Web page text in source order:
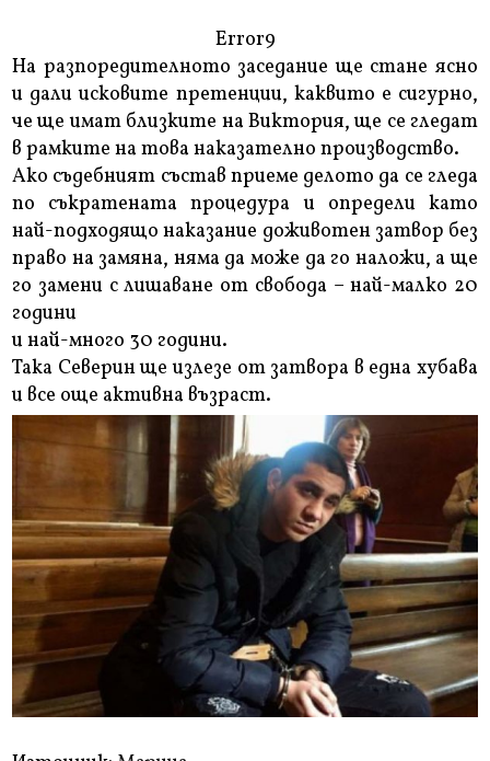
Error9
На разпоредителното заседание ще стане ясно
и дали исковите претенции, каквито е сигурно,
че ще имат близките на Виктория, ще се гледат
в рамките на това наказателно производство.
Ако съдебният състав приеме делото да се гледа
по съкратената процедура и определи като
най-подходящо наказание доживотен затвор без
право на замяна, няма да може да го наложи, а ще
го замени с лишаване от свобода – най-малко 20
години
и най-много 30 години.
Така Северин ще излезе от затвора в една хубава
и все още активна възраст.